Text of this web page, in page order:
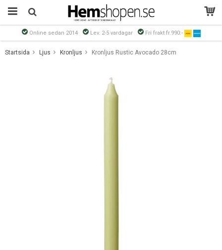
Online sedan 2014 Lev. 2-5 vardagar Fri frakt fr.990:-
Startsida Ljus Kronljus Kronljus Rustic Avocado 28cm